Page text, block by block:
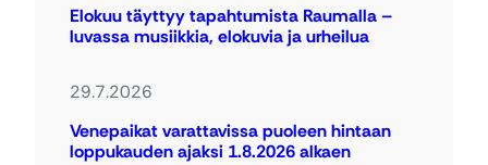
Elokuu täyttyy tapahtumista Raumalla –
luvassa musiikkia, elokuvia ja urheilua
29.7.2026
Venepaikat varattavissa puoleen hintaan
loppukauden ajaksi 1.8.2026 alkaen